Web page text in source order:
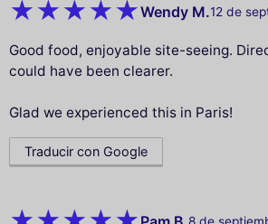
Wendy M.12 de
Good food, enjoyable site-seeing.
could have been clearer.
Glad we experienced this in Paris!
Traducir con Google